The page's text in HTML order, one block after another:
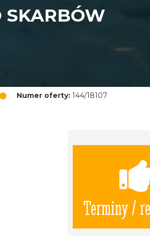
SKARBÓW
Numer oferty: 144/18107
Terminy /